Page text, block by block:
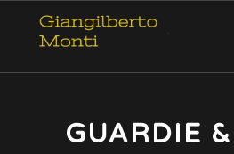
GUARDIE